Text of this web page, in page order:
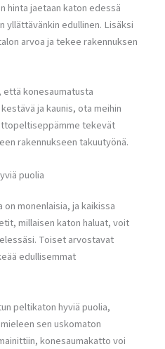
hinta jaetaan katon edessä
yllättävänkin edullinen. Lisäksi
arvoa ja tekee rakennuksen
että konesaumatusta
ja kaunis, ota meihin
tekevät
rakennukseen takuutyönä.
puolia
monenlaisia, ja kaikissa
millaisen katon haluat, voit
Toiset arvostavat
edullisemmat
peltikaton hyviä puolia,
sen uskomaton
konesaumakatto voi